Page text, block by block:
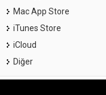
Mac App Store
iTunes Store
iCloud
Diğer